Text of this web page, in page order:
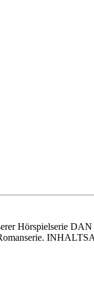
Hörspielserie